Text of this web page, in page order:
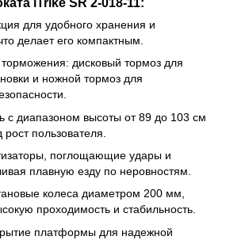
для удобного хранения и
делает его компактным.
дисковый тормоз для
и ножной тормоз для
с диапазоном высоты от 89 до 103 см
пользователя.
поглощающие удары и
плавную езду по неровностям.
колеса диаметром 200 мм,
проходимость и стабильность.
платформы для надежной